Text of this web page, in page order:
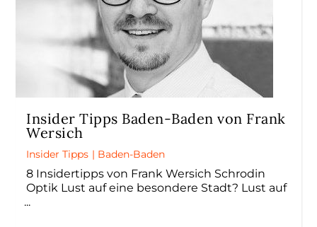
Insider Tipps Baden-Baden von Frank
Wersich
Insider Tipps | Baden-Baden
8 Insidertipps von Frank Wersich Schrodin
Optik Lust auf eine besondere Stadt? Lust auf